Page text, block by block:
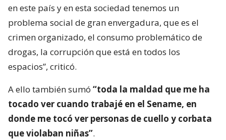
en este país y en esta sociedad tenemos un
problema social de gran envergadura, que es el
crimen organizado, el consumo problemático de
drogas, la corrupción que está en todos los
espacios”, criticó.
A ello también sumó “toda la maldad que me ha
tocado ver cuando trabajé en el Sename, en
donde me tocó ver personas de cuello y corbata
que violaban niñas”.